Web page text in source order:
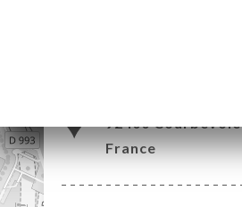
92400 Courbevoie
France